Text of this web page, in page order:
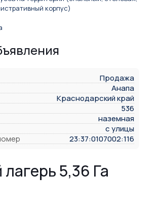
корпус)
Продажа
Анапа
Краснодарский край
536
наземная
с улицы
23:37:0107002:116
5,36 Га